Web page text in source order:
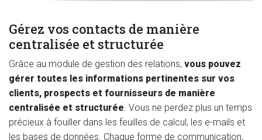
Gérez vos contacts de manière
centralisée et structurée
Grâce au module de gestion des relations, vous pouvez
gérer toutes les informations pertinentes sur vos
clients, prospects et fournisseurs de manière
centralisée et structurée. Vous ne perdez plus un temps
précieux à fouiller dans les feuilles de calcul, les e-mails et
les bases de données. Chaque forme de communication,